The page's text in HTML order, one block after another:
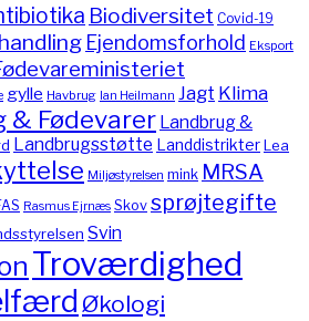
Biodiversitet Covid-19
Ejendomsforhold Eksport
gylle Havbrug Ian Heilmann Jagt Klima
& Fødevarer Landbrug &
Landbrugsstøtte LanddistrikterLea
Miljøstyrelsen mink MRSA
Rasmus Ejrnæs Skov sprøjtegifte
Svin
Troværdighed
Økologi